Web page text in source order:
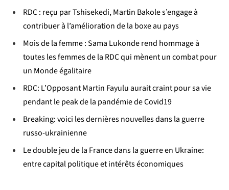
RDC : reçu par Tshisekedi, Martin Bakole s’engage à
contribuer à l’amélioration de la boxe au pays
Mois de la femme : Sama Lukonde rend hommage à
toutes les femmes de la RDC qui mènent un combat pour
un Monde égalitaire
RDC: L’Opposant Martin Fayulu aurait craint pour sa vie
pendant le peak de la pandémie de Covid19
Breaking: voici les dernières nouvelles dans la guerre
russo-ukrainienne
Le double jeu de la France dans la guerre en Ukraine:
entre capital politique et intérêts économiques